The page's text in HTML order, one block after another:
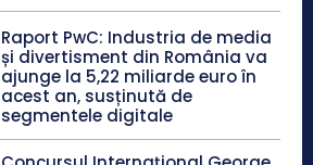
Raport PwC: Industria de media
și divertisment din România va
ajunge la 5,22 miliarde euro în
acest an, susținută de
segmentele digitale